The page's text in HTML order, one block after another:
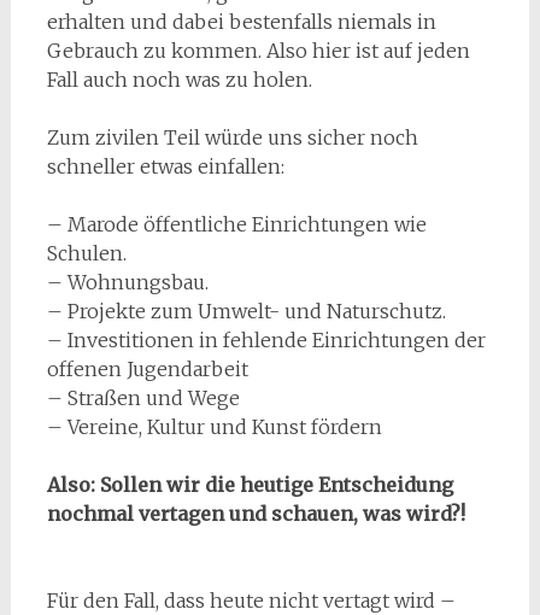
erhalten und dabei bestenfalls niemals in
Gebrauch zu kommen. Also hier ist auf jeden
Fall auch noch was zu holen.
Zum zivilen Teil würde uns sicher noch
schneller etwas einfallen:
– Marode öffentliche Einrichtungen wie
Schulen.
– Wohnungsbau.
– Projekte zum Umwelt- und Naturschutz.
– Investitionen in fehlende Einrichtungen der
offenen Jugendarbeit
– Straßen und Wege
– Vereine, Kultur und Kunst fördern
Also: Sollen wir die heutige Entscheidung
nochmal vertagen und schauen, was wird?!
Für den Fall, dass heute nicht vertagt wird –